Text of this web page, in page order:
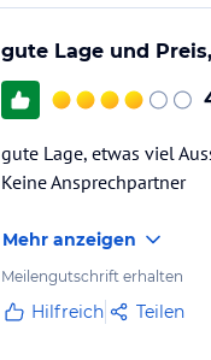
gute Lage und
gute Lage, etwas viel
Keine Ansprechpartner
Mehr anzeigen
Meilengutschrift erhalten
Hilfreich Teilen